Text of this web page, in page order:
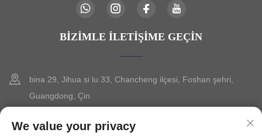
BIZIMLE İLETIŞIME GEÇIN
bina 29, Jihua si lu 33, Chancheng ilçesi, Foshan şehri,
Guangdong, Çin
+86-13630015425
We value your privacy